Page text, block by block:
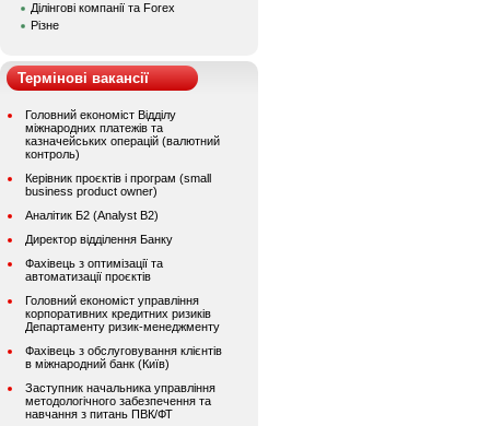
Ділінгові компанії та Forex
Різне
Термінові вакансії
Головний економіст Відділу
міжнародних платежів та
казначейських операцій (валютний
контроль)
Керівник проєктів і програм (small
business product owner)
Аналітик Б2 (Analyst B2)
Директор відділення Банку
Фахівець з оптимізації та
автоматизації проєктів
Головний економіст управління
корпоративних кредитних ризиків
Департаменту ризик-менеджменту
Фахівець з обслуговування клієнтів
в міжнародний банк (Київ)
Заступник начальника управління
методологічного забезпечення та
навчання з питань ПВК/ФТ